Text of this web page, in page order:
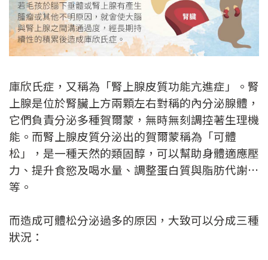
庫欣氏症，又稱為「腎上腺皮質功能亢進症」。腎
上腺是位於腎臟上方兩顆左右對稱的內分泌腺體，
它們負責分泌多種賀爾蒙，無時無刻調控著生理機
能。而腎上腺皮質分泌出的賀爾蒙稱為「可體
松」，是一種天然的類固醇，可以幫助身體適應壓
力、提升食慾及喝水量、調整蛋白質與脂肪代謝…
等。
而造成可體松分泌過多的原因，大致可以分成三種
狀況：